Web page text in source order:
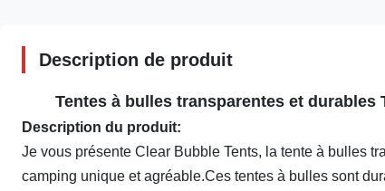
Description de produit
Tentes à bulles transparentes et
Description du produit:
Je vous présente Clear Bubble Tents, la tente à bulles
camping unique et agréable.Ces tentes à bulles sont